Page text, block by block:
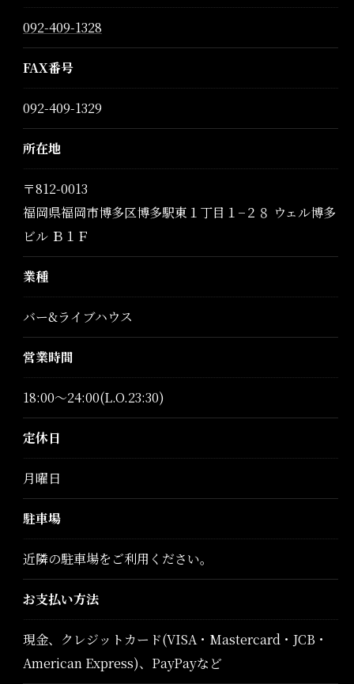
092-409-1328
FAX番号
092-409-1329
所在地
〒812-0013
福岡県福岡市博多区博多駅東１丁目１−２８ ウェル博多
ビル Ｂ１Ｆ
業種
バー&ライブハウス
営業時間
18:00～24:00(L.O.23:30)
定休日
月曜日
駐車場
近隣の駐車場をご利用ください。
お支払い方法
現金、クレジットカード(VISA・Mastercard・JCB・
American Express)、PayPayなど